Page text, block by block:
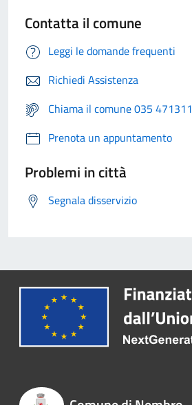
Contatta il comune
Leggi le domande frequenti
Richiedi Assistenza
Chiama il comune 035 471311
Prenota un appuntamento
Problemi in città
Segnala disservizio